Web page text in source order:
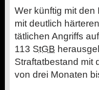
Wer künftig mit
mit deutlich
tätlichen Angriffs
113 StGB
Straftatbestand mit
von drei Monaten